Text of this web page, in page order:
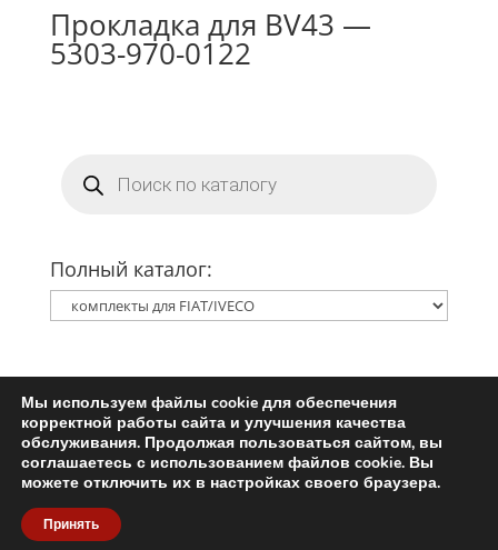
Прокладка для BV43 —
5303-970-0122
товаров
Полный каталог:
Главная
Ремкомплект турбины
Запчасти для турбин
Пользовательское соглашение
Политика конфиденциальности
Мы используем файлы cookie для обеспечения
корректной работы сайта и улучшения качества
обслуживания. Продолжая пользоваться сайтом, вы
соглашаетесь с использованием файлов cookie. Вы
можете отключить их в настройках своего браузера.
Принять